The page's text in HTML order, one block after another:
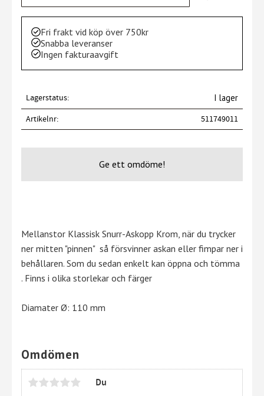
Fri frakt vid köp över 750kr
Snabba leveranser
Ingen fakturaavgift
Lagerstatus
I lager
Artikelnr
511749011
Ge ett omdöme!
Mellanstor Klassisk Snurr-Askopp Krom, när du trycker
ner mitten "pinnen" så försvinner askan eller fimpar ner i
behållaren. Som du sedan enkelt kan öppna och tömma
. Finns i olika storlekar och färger
Diamater Ø: 110 mm
Omdömen
Du